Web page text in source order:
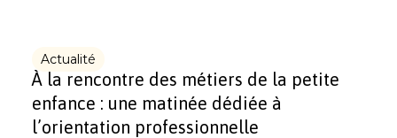
Actualité
À la rencontre des métiers de la petite
enfance : une matinée dédiée à
l’orientation professionnelle